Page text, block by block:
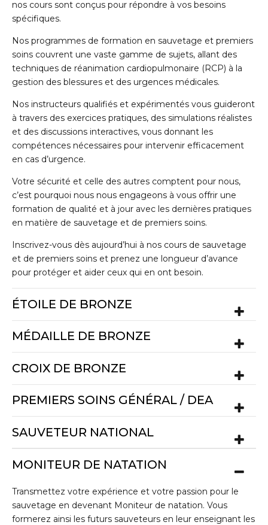
nos cours sont conçus pour répondre à vos besoins
spécifiques.
Nos programmes de formation en sauvetage et premiers
soins couvrent une vaste gamme de sujets, allant des
techniques de réanimation cardiopulmonaire (RCP) à la
gestion des blessures et des urgences médicales.
Nos instructeurs qualifiés et expérimentés vous guideront
à travers des exercices pratiques, des simulations réalistes
et des discussions interactives, vous donnant les
compétences nécessaires pour intervenir efficacement
en cas d’urgence.
Votre sécurité et celle des autres comptent pour nous,
c’est pourquoi nous nous engageons à vous offrir une
formation de qualité et à jour avec les dernières pratiques
en matière de sauvetage et de premiers soins.
Inscrivez-vous dès aujourd’hui à nos cours de sauvetage
et de premiers soins et prenez une longueur d’avance
pour protéger et aider ceux qui en ont besoin.
ÉTOILE DE BRONZE
MÉDAILLE DE BRONZE
CROIX DE BRONZE
PREMIERS SOINS GÉNÉRAL / DEA
SAUVETEUR NATIONAL
MONITEUR DE NATATION
Transmettez votre expérience et votre passion pour le
sauvetage en devenant Moniteur de natation. Vous
formerez ainsi les futurs sauveteurs en leur enseignant les